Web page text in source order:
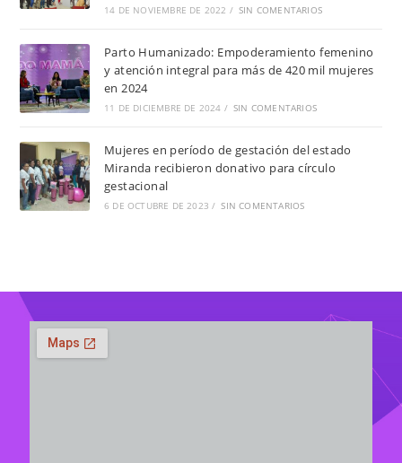
14 DE NOVIEMBRE DE 2022 / SIN COMENTARIOS
Parto Humanizado: Empoderamiento femenino
y atención integral para más de 420 mil mujeres
en 2024
11 DE DICIEMBRE DE 2024 / SIN COMENTARIOS
Mujeres en período de gestación del estado
Miranda recibieron donativo para círculo
gestacional
6 DE OCTUBRE DE 2023 / SIN COMENTARIOS